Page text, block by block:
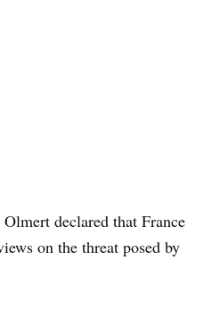
declared that France
on the threat posed by